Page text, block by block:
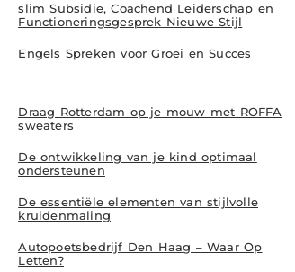
slim Subsidie, Coachend Leiderschap en
Functioneringsgesprek Nieuwe Stijl
Engels Spreken voor Groei en Succes
Draag Rotterdam op je mouw met ROFFA
sweaters
De ontwikkeling van je kind optimaal
ondersteunen
De essentiële elementen van stijlvolle
kruidenmaling
Autopoetsbedrijf Den Haag – Waar Op
Letten?